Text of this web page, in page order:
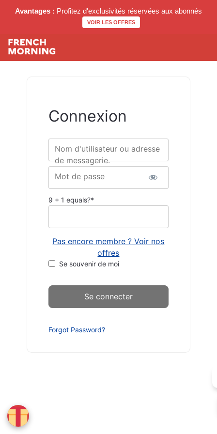
Avantages : Profitez d'exclusivités réservées aux abonnés
VOIR LES OFFRES
Connexion
Nom d'utilisateur ou adresse
de messagerie.
Mot de passe
9 + 1 equals?*
Pas encore membre ? Voir nos
offres
Se souvenir de moi
Forgot Password?